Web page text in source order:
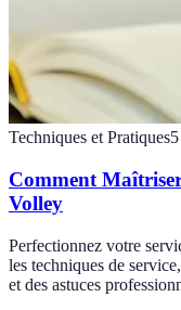
Techniques et Pratiques5
Comment
Volley
Perfectionnez votre
les techniques de
et des astuces